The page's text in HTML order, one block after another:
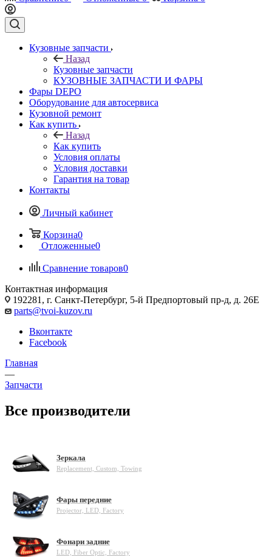
Кузовные запчасти
Назад
Кузовные запчасти
КУЗОВНЫЕ ЗАПЧАСТИ И ФАРЫ
Фары DEPO
Оборудование для автосервиса
Кузовной ремонт
Как купить
Назад
Как купить
Условия оплаты
Условия доставки
Гарантия на товар
Контакты
Личный кабинет
Корзина0
Отложенные0
Сравнение товаров0
Контактная информация
192281, г. Санкт-Петербург, 5-й Предпортовый пр-д, д. 26Е
parts@tvoi-kuzov.ru
Вконтакте
Facebook
Главная
—
Запчасти
Все производители
Зеркала
Replacement, Custom, Towing
Фары передние
Projector, LED, Factory
Фонари задние
LED, Fiber Optic, Factory